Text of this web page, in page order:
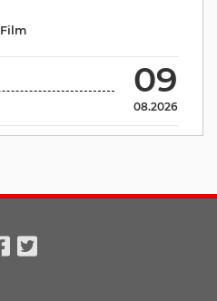
09
08.2026
Film